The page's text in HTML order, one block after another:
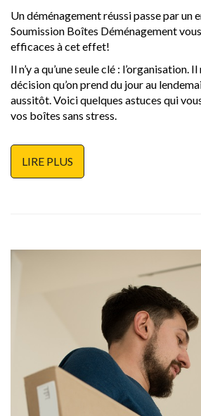
Un déménagement réussi passe par un
Soumission Boîtes Déménagement
efficaces à cet effet!
Il n’y a qu’une seule clé : l’organisation. Il
décision qu’on prend du jour au
aussitôt. Voici quelques astuces qui
vos boîtes sans stress.
LIRE PLUS